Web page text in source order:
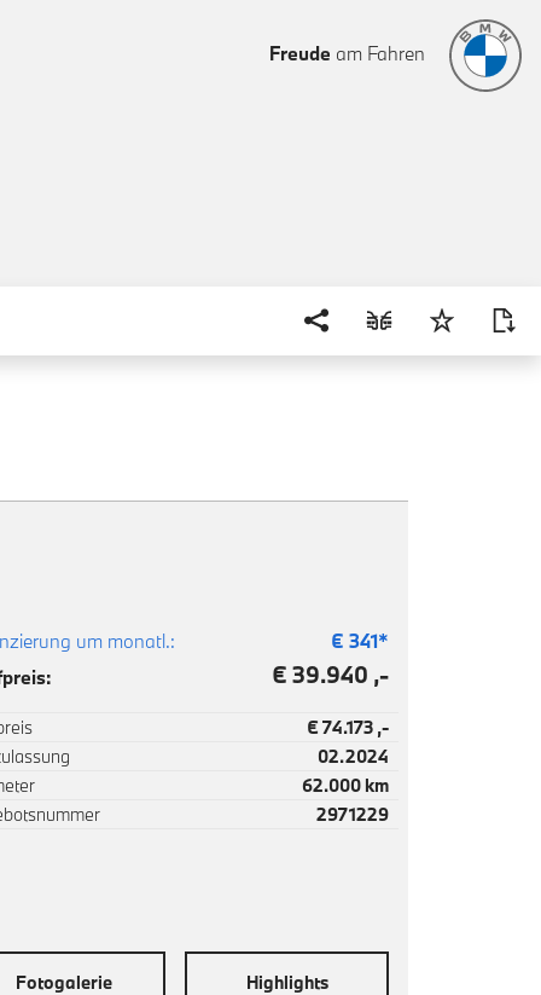
Freude am Fahren
um monatl.: € 341*
€ 39.940 ,-
€ 74.173 ,-
02.2024
62.000 km
2971229
Fotogalerie Highlights